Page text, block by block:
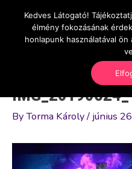
content
OnlineSeedsMan
Üzlet és szabadság
ByTorma Károly/ június
Kedves Látogató!
élmény fokozásának
honlapunk használatával